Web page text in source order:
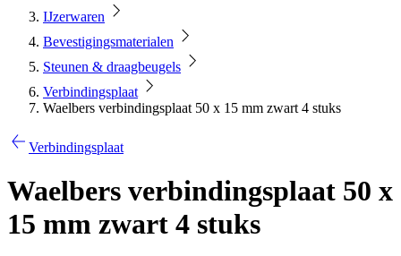
IJzerwaren
Bevestigingsmaterialen
Steunen & draagbeugels
Verbindingsplaat
Waelbers verbindingsplaat 50 x 15 mm zwart 4 stuks
Verbindingsplaat
Waelbers verbindingsplaat 50 x
15 mm zwart 4 stuks